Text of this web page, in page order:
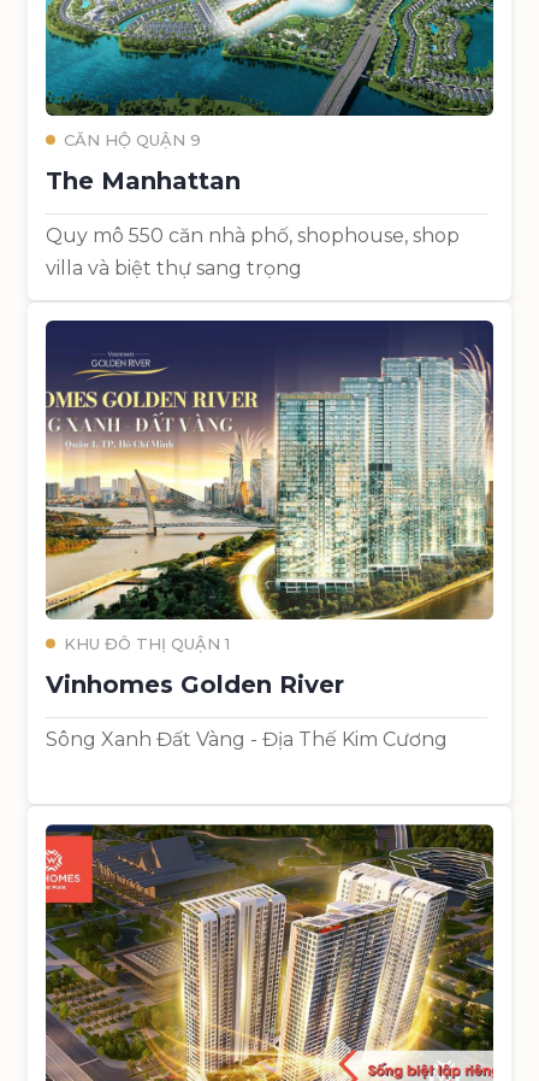
CĂN HỘ QUẬN 9
The Manhattan
Quy mô 550 căn nhà phố, shophouse, shop
villa và biệt thự sang trọng
KHU ĐÔ THỊ QUẬN 1
Vinhomes Golden River
Sông Xanh Đất Vàng - Địa Thế Kim Cương